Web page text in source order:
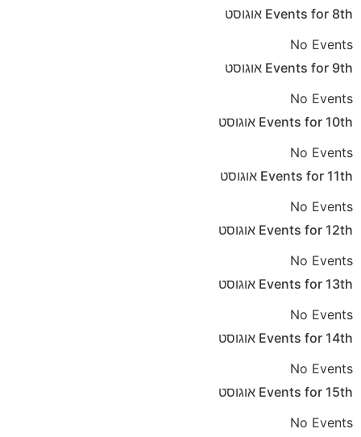
Events for 8th
אוגוסט
No Events
Events for 9th
אוגוסט
No Events
Events for 10th
אוגוסט
No Events
Events for 11th
אוגוסט
No Events
Events for 12th
אוגוסט
No Events
Events for 13th
אוגוסט
No Events
Events for 14th
אוגוסט
No Events
Events for 15th
אוגוסט
No Events